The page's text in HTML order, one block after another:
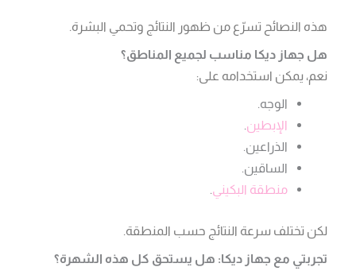
هذه النصائح تسرّع من ظهور النتائج وتحمي البشرة.
هل جهاز ديكا مناسب لجميع المناطق؟
نعم، يمكن استخدامه على:
الوجه.
الإبطين.
الذراعين.
الساقين.
منطقة البكيني.
لكن تختلف سرعة النتائج حسب المنطقة.
تجربتي مع جهاز ديكا: هل يستحق كل هذه الشهرة؟